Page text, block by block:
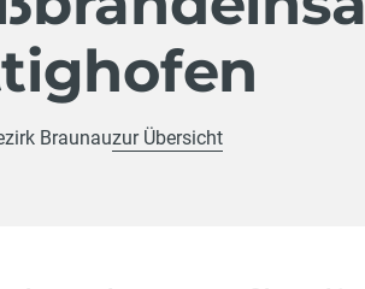
Braunauzur Übersicht